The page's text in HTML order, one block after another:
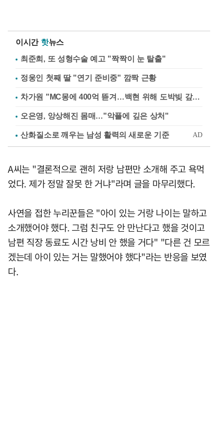
이시간 핫뉴스
최준희, 또 성형수술 예고 "짝짝이 눈 탈출"
정웅인 첫째 딸 "연기 준비중" 깜짝 근황
차가원 "MC몽에 400억 뜯겨…백현 위해 도박빚 갚아줘"
오은영, 앙상해진 몸매…"악플에 깊은 상처"
A씨는 "결론적으로 괜히 저랑 남편만 소개해 주고 욕먹
었다. 제가 정말 잘못 한 거냐"라며 글을 마무리했다.
사연을 접한 누리꾼들은 "아이 있는 거랑 나이는 말하고
소개했어야 했다. 그럼 친구도 안 만난다고 했을 것이고
남편 직장 동료도 시간 낭비 안 했을 거다" "다른 건 모르
겠는데 아이 있는 거는 말했어야 했다"라는 반응을 보였
다.